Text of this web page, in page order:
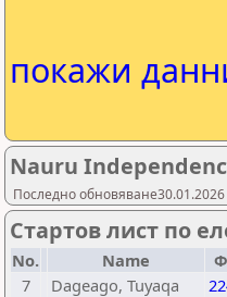
покажи
Nauru
Последно
Стартов лист по
No. Name
7
Dageago, Tuyaqa